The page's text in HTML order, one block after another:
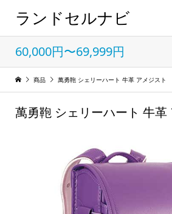
ランドセルナビ
60,000円〜69,999円
商品 萬勇鞄 シェリーハート 牛革 アメジスト
萬勇鞄 シェリーハート 牛革